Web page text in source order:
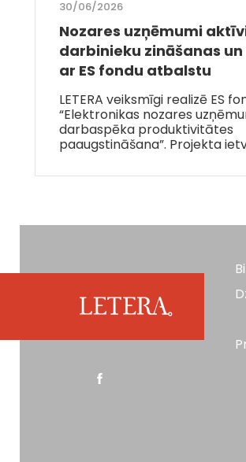
30/06/2026
Nozares uzņēmumi
darbinieku zināšanas
ar ES fondu atbalstu
LETERA veiksmīgi realizē ES
“Elektronikas nozares
darbaspēka produktivitātes
paaugstināšana”. Projekta